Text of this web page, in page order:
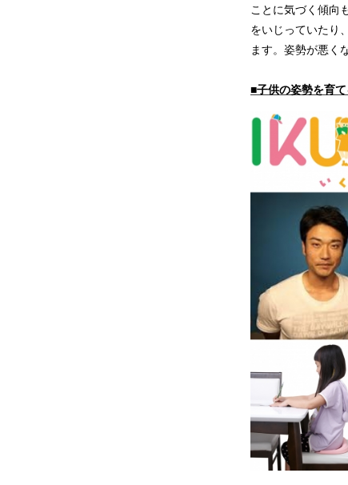
ことに気づく傾向
をいじっていたり
ます。姿勢が悪く
■子供の姿勢を育